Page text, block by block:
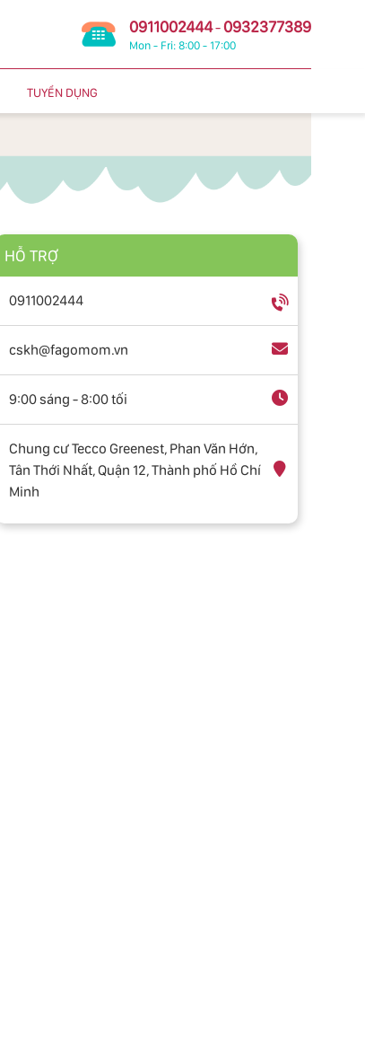
0911002444-0932377389
Mon - Fri: 8:00 - 17:00
TUYỂN DỤNG
HỖ TRỢ
0911002444
cskh@fagomom.vn
9:00 sáng - 8:00 tối
Chung cư Tecco Greenest, Phan Văn Hớn,
Tân Thới Nhất, Quận 12, Thành phố Hồ Chí
Minh